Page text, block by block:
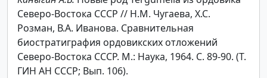
Северо-Востока СССР // Н.М. Чугаева, Х.С.
Розман, В.А. Иванова. Сравнительная
биостратиграфия ордовикских отложений
Северо-Востока СССР. М.: Наука, 1964. С. 89-90. (Т.
ГИН АН СССР; Вып. 106).